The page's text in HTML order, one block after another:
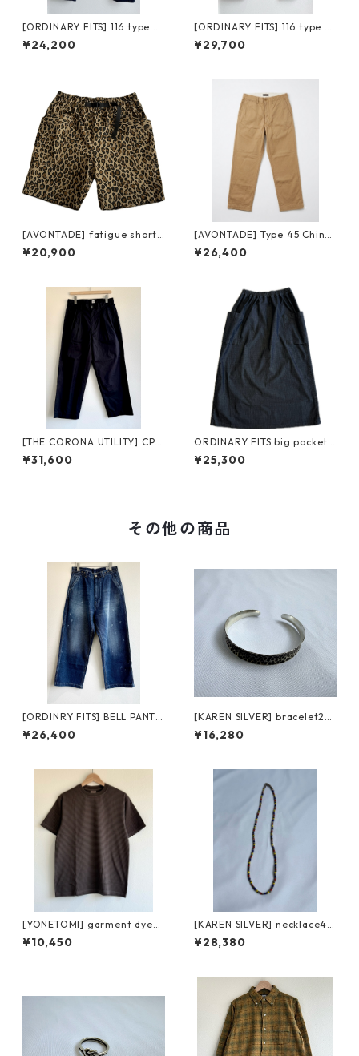
[ORDINARY FITS] 116 type st
andard / one wash オーディ
ナリーフィッツ スタンダード
¥24,200
[ORDINARY FITS] 116 type st
andard / used オーディナリ
ーフィッツ スタンダードデニ
¥29,700
[AVONTADE] fatigue shorts
army ripstop アボンタージ
ファティーグ ショーツ アーミ
¥20,900
[AVONTADE] Type 45 Chino
Trousers VTD-0340-PT3 ア
ボンタージ タイプ45 チノトラ
¥26,400
[THE CORONA UTILITY] CP0
27-26-01 2T DESERT SLACKS
W ザ コロナ ユーティリティー
¥31,600
ORDINARY FITS big pocket
eazy skirt ripstop SK005IN
D-226 オーディナリーフィッ
¥25,300
その他の商品
[ORDINRY FITS] BELL PANTS
オーディナリーフィッツ ベル
パンツ 180-325 ライトオンス
¥26,400
[KAREN SILVER] bracelet25
カレンシルバー ブレスレット
¥16,280
[YONETOMI] garment dyed
border T-shirt(short sleev
e) d.gray/gray ヨネトミ ガー
¥10,450
[KAREN SILVER] necklace4
カレンシルバー 47.5cm
¥28,380